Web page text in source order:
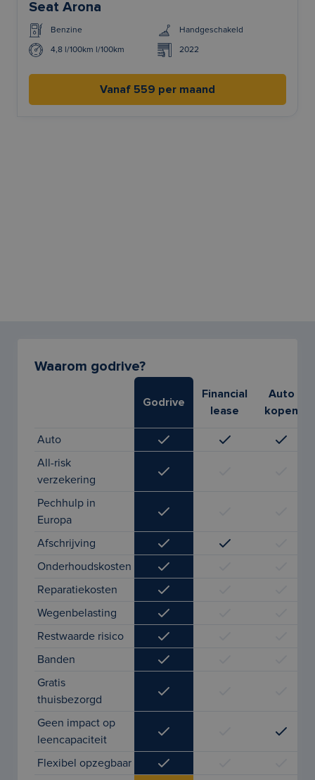
Seat Arona
Benzine Handgeschakeld
4,8 l/100km l/100km 2022
Vanaf 559 per maand
Waarom godrive?
Godrive
Financial
lease
Auto
kopen
Auto
All-risk
verzekering
Pechhulp in
Europa
Afschrijving
Onderhoudskosten
Reparatiekosten
Wegenbelasting
Restwaarde risico
Banden
Gratis
thuisbezorgd
Geen impact op
leencapaciteit
Flexibel opzegbaar